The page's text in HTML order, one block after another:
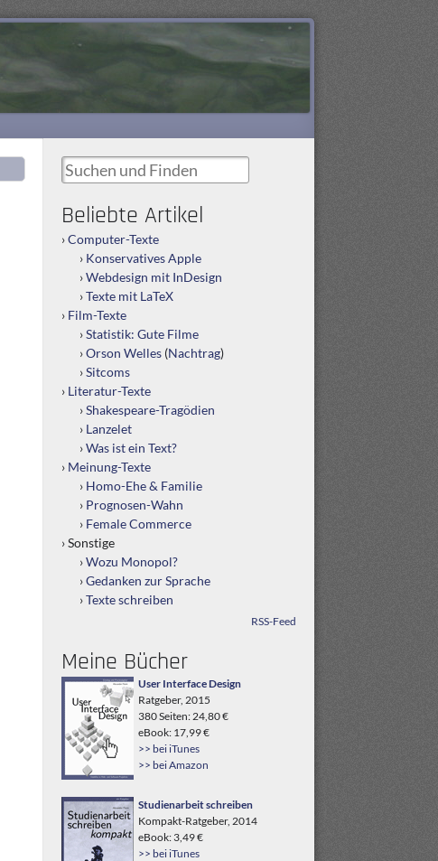
Suchen und Finden
Beliebte Artikel
Computer-Texte
Konservatives Apple
Webdesign mit InDesign
Texte mit LaTeX
Film-Texte
Statistik: Gute Filme
Orson Welles (Nachtrag)
Sitcoms
Literatur-Texte
Shakespeare-Tragödien
Lanzelet
Was ist ein Text?
Meinung-Texte
Homo-Ehe & Familie
Prognosen-Wahn
Female Commerce
Sonstige
Wozu Monopol?
Gedanken zur Sprache
Texte schreiben
RSS-Feed
Meine Bücher
User Interface Design
Ratgeber, 2015
380 Seiten: 24,80 €
eBook: 17,99 €
>> bei iTunes
>> bei Amazon
Studienarbeit schreiben
Kompakt-Ratgeber, 2014
eBook: 3,49 €
>> bei iTunes